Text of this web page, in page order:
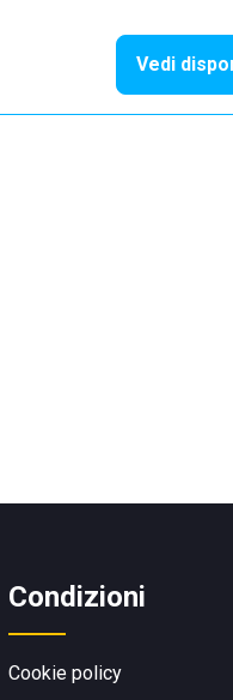
Vedi
Condizioni
Cookie policy